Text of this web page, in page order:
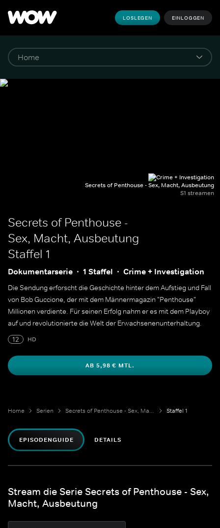
LOSLEGEN EINLOGGEN
Secrets of Penthouse - Sex, Macht, Ausbeutung
S1 streamen
Secrets of Penthouse -
Sex, Macht, Ausbeutung
Staffel 1
Dokumentarserie 1 Staffel Crime + Investigation
Die Sendung erforscht die Geschichte hinter dem Aufstieg und Fall
von Bob Guccione, der mit dem Männermagazin "Penthouse"
Millionen verdiente. Für seinen Erfolg nahm er es mit dem Playboy
auf und revolutionierte die Welt der Erwachsenenunterhaltung.
12
HD
AB 5,98 € MTL.
Home Serien Secrets of Penthouse - Sex, Macht, Ausbeutung Staffel 1
EPISODENGUIDE DETAILS
Stream die Serie Secrets of Penthouse - Sex,
Macht, Ausbeutung